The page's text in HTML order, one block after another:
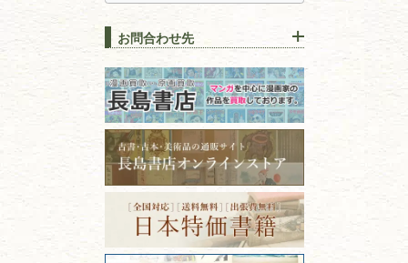
趣味・教養
書道
拓本・法帖・碑帖
篆刻・印譜
書道具
美術書・アート本・
デザイン本
上手な売り方のコツを解説
古本の保管方法と劣化する原
因！適切な管理で長持ちさせ
るコツ
古本は汚れていると買取でき
ない？適切な保管方法とクリ
ーニング！
ISBNコードとは？書籍の識別
番号の意味と役割を解説
価値ある古書を売るポイント
と注意点
山梨県
新潟県
長野県
愛知県
石川県
福井県
福島県
富山県
青森県
岩手県
宮城県
秋田県
山形県
岐阜県
三重県
滋賀県
お問合わせ先
古本買取専門店 長島書店
フリーダイヤル：0120-414-548
電話：03-3512-8115
FAX：03-3512-8116
古物商許可：東京都公安委員会 第
301028901712号
古物商名称：有限会社長島書店